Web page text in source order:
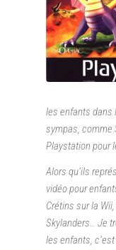
les enfants dans
sympas, comme
Playstation pour
Alors qu’ils
vidéo pour
Crétins sur la
Skylanders… Je
les enfants,